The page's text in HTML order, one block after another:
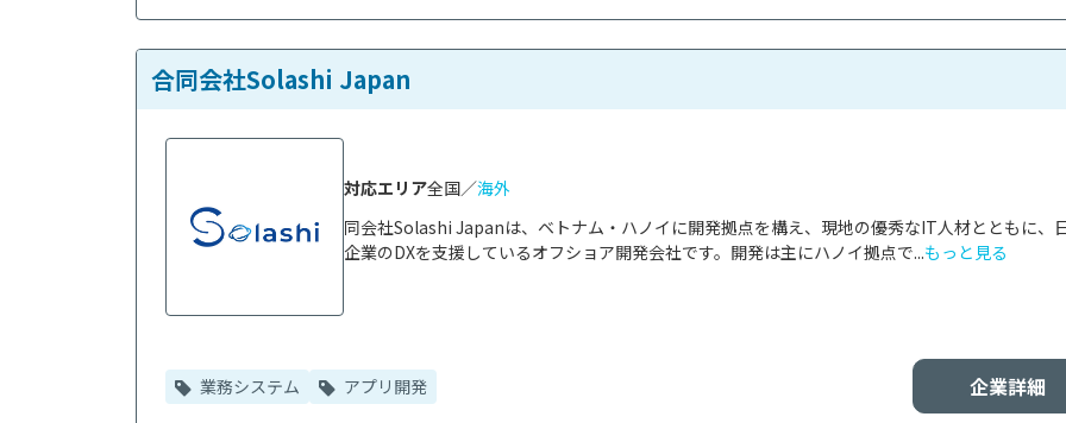
合同会社Solashi Japan
同会社Solashi Japanは、ベトナム・ハノイに開発拠点を構え、現地の優秀なIT人材とともに、
企業のDXを支援しているオフショア開発会社です。開発は主にハノイ拠点で...もっと見る
対応エリア全国／海外
企業詳細
業務システム アプリ開発